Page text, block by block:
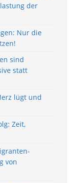
der
Nur die
sind
statt
lügt und
Zeit,
von